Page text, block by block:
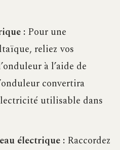
: Pour une
reliez vos
à l’aide de
convertira
utilisable dans
électrique : Raccordez